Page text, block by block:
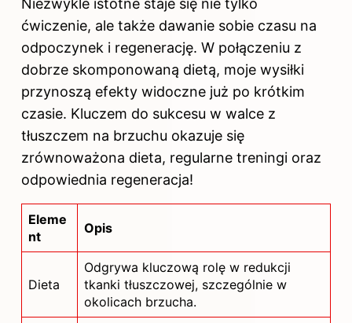
Niezwykle istotne staje się nie tylko
ćwiczenie, ale także dawanie sobie czasu na
odpoczynek i regenerację. W połączeniu z
dobrze skomponowaną dietą, moje wysiłki
przynoszą efekty widoczne już po krótkim
czasie. Kluczem do sukcesu w walce z
tłuszczem na brzuchu okazuje się
zrównoważona dieta, regularne treningi oraz
odpowiednia regeneracja!
Eleme
nt
Opis
Dieta
Odgrywa kluczową rolę w redukcji
tkanki tłuszczowej, szczególnie w
okolicach brzucha.